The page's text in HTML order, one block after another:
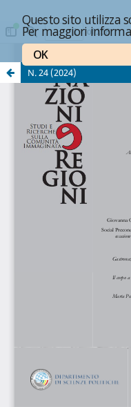
Questo sito utilizza
Per maggiori
OK
N. 24 (2024)